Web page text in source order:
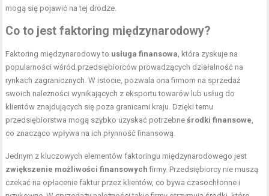
mogą się pojawić na tej drodze.
Co to jest faktoring międzynarodowy?
Faktoring międzynarodowy to usługa finansowa , która zyskuje na
popularności wśród przedsiębiorców prowadzących działalność na
rynkach zagranicznych. W istocie, pozwala ona firmom na sprzedaż
swoich należności wynikających z eksportu towarów lub usług do
klientów znajdujących się poza granicami kraju. Dzięki temu
przedsiębiorstwa mogą szybko uzyskać potrzebneśrodki finansowe
co znacząco wpływa na ich płynność finansową.
Jednym z kluczowych elementów faktoringu międzynarodowego jest
zwiększenie możliwości finansowych firmy. Przedsiębiorcy nie muszą
czekać na opłacenie faktur przez klientów, co bywa czasochłonne i